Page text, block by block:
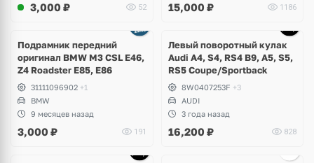
3,000 ₽ 52 15,000 ₽ 1186
Подрамник передний
оригинал BMW M3 CSL E46,
Z4 Roadster E85, E86
31111096902 +1
BMW
9 месяцев назад
3,000 ₽ 191
Левый поворотный кулак
Audi A4, S4, RS4 B9, A5, S5,
RS5 Сoupe/Sportback
8W0407253F +3
AUDI
3 года назад
16,200 ₽ 828